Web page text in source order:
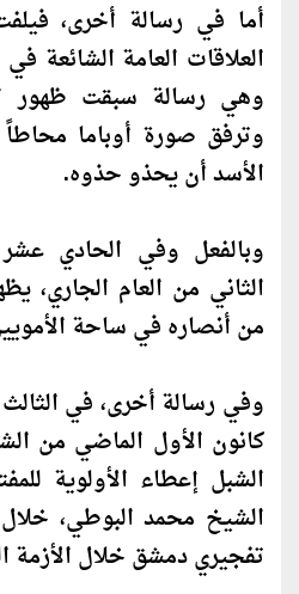
أما في رسالة أخرى،
العلاقات العامة الشائعة
وهي رسالة سبقت ظهور
وترفق صورة أوباما
الأسد أن يحذو حذوه.
وبالفعل وفي الحادي
الثاني من العام الجاري،
من أنصاره في ساحة
وفي رسالة أخرى، في
كانون الأول الماضي من
الشبل إعطاء الأولوية
الشيخ محمد البوطي،
تفجيري دمشق خلال الأزمة